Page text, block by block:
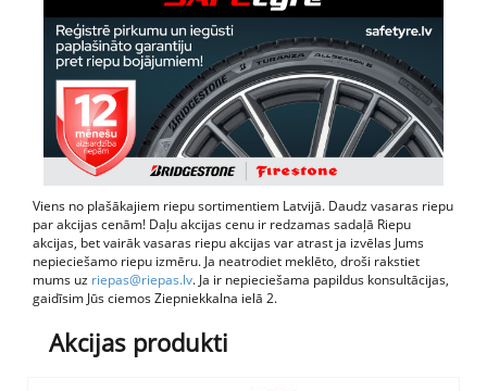
Viens no plašākajiem riepu sortimentiem Latvijā. Daudz vasaras riepu
par akcijas cenām! Daļu akcijas cenu ir redzamas sadaļā Riepu
akcijas, bet vairāk vasaras riepu akcijas var atrast ja izvēlas Jums
nepieciešamo riepu izmēru. Ja neatrodiet meklēto, droši rakstiet
mums uz riepas@riepas.lv. Ja ir nepieciešama papildus konsultācijas,
gaidīsim Jūs ciemos Ziepniekkalna ielā 2.
Akcijas produkti